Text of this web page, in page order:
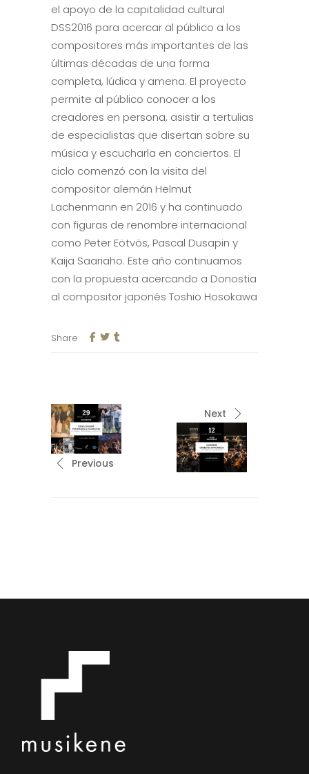
el apoyo de la capitalidad cultural
DSS2016 para acercar al público a los
compositores más importantes de las
últimas décadas de una forma
completa, lúdica y amena. El proyecto
permite al público conocer a los
creadores en persona, asistir a tertulias
de especialistas que disertan sobre su
música y escucharla en conciertos. El
ciclo comenzó con la visita del
compositor alemán Helmut
Lachenmann en 2016 y ha continuado
con figuras de renombre internacional
como Peter Eötvös, Pascal Dusapin y
Kaija Saariaho. Este año continuamos
con la propuesta acercando a Donostia
al compositor japonés Toshio Hosokawa
Share
Previous
Next